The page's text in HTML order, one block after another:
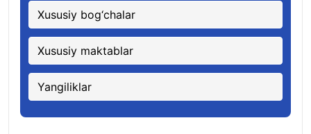
Xususiy bog‘chalar
Xususiy maktablar
Yangiliklar